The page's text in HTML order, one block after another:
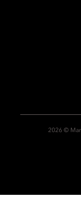
2026 ©